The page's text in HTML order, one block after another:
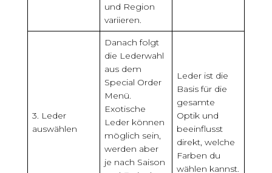
und Region
variieren.
3. Leder
auswählen
Danach folgt
die Lederwahl
aus dem
Special Order
Menü.
Exotische
Leder können
möglich sein,
werden aber
je nach Saison
Leder ist die
Basis für die
gesamte
Optik und
beeinflusst
direkt, welche
Farben du
wählen kannst.